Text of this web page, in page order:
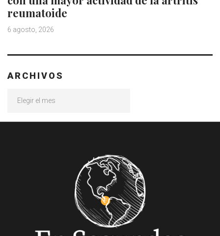
reumatoide
6 agosto, 2026
ARCHIVOS